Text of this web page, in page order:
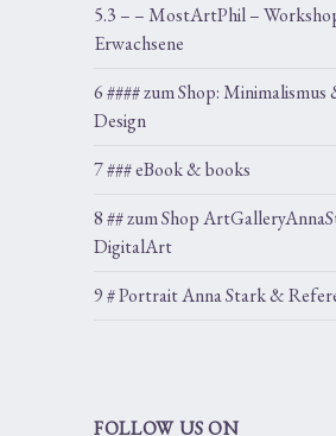
5.3 – – MostArtPhil –
Erwachsene
6 #### zum Shop: Minimalismus
Design
7 ### eBook & books
8 ## zum Shop
DigitalArt
9 # Portrait Anna Stark &
FOLLOW US ON